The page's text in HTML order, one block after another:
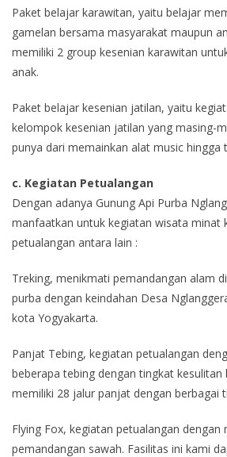
Paket belajar karawitan, yaitu belajar
gamelan bersama masyarakat maupun
memiliki 2 group kesenian karawitan
anak.
Paket belajar kesenian jatilan, yaitu
kelompok kesenian jatilan yang masing-
punya dari memainkan alat music hingga
c. Kegiatan Petualangan
Dengan adanya Gunung Api Purba
manfaatkan untuk kegiatan wisata minat
petualangan antara lain :
Treking, menikmati pemandangan alam
purba dengan keindahan Desa
kota Yogyakarta.
Panjat Tebing, kegiatan petualangan
beberapa tebing dengan tingkat
memiliki 28 jalur panjat dengan berbagai
Flying Fox, kegiatan petualangan dengan
pemandangan sawah. Fasilitas ini kami